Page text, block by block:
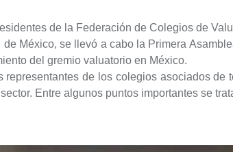
de la Federación de Colegios de
México, se llevó a cabo la Primera
del gremio valuatorio en México.
de los colegios asociados
Entre algunos puntos importantes se